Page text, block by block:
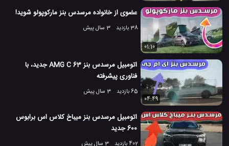
عضوی از خانواده مرسدس بنز مارکوپولو شوید!
38 بازدید 3 سال پیش
01:10
اتومبیل مرسدس بنز AMG C 63 جدید، با
فناوری پیشرفته
65 بازدید
3 سال پیش
04:49
اتومبیل مرسدس بنز میباخ کلاس اس برابوس
600 جدید
402 بازدید 3 سال پیش